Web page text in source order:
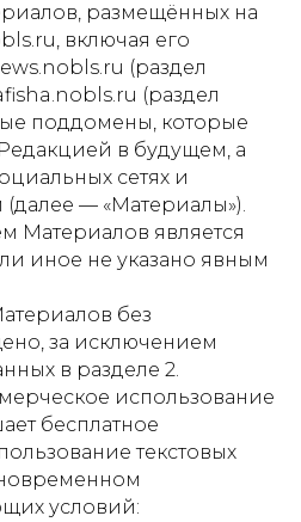
размещённых на
включая его
(раздел
(раздел
поддомены, которые
в будущем, а
сетях и
— «Материалы»).
Материалов является
иное не указано явным
без
за исключением
в разделе 2.
использование
бесплатное
текстовых
условий: